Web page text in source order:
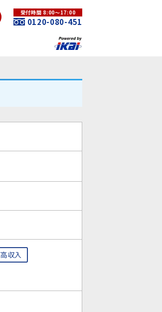
受付時間 8:00～17:00
0120-080-451
高収入